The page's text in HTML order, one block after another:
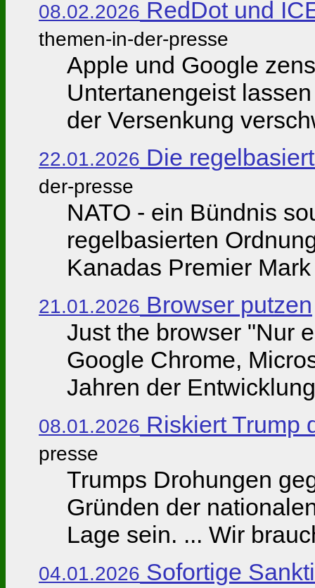
08.02.2026 RedDot und
themen-in-der-presse
Apple und Google
Untertanengeist
der Versenkung
22.01.2026 Die
der-presse
NATO - ein Bündnis
regelbasierten
Kanadas Premier
21.01.2026 Browser putzen
Just the browser "Nur
Google Chrome,
Jahren der
08.01.2026 Riskiert Trump
presse
Trumps Drohungen
Gründen der
Lage sein. ... Wir
04.01.2026 Sofortige